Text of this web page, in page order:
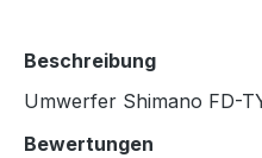
Beschreibung
Umwerfer Shimano FD-
Bewertungen